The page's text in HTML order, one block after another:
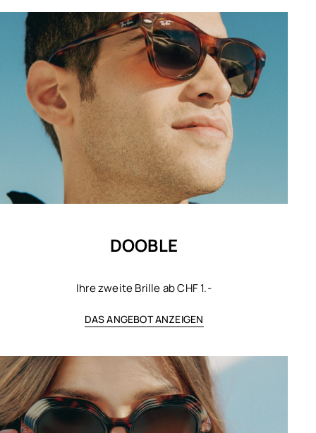
DOOBLE
Ihre zweite Brille ab CHF 1.-
DAS ANGEBOT ANZEIGEN